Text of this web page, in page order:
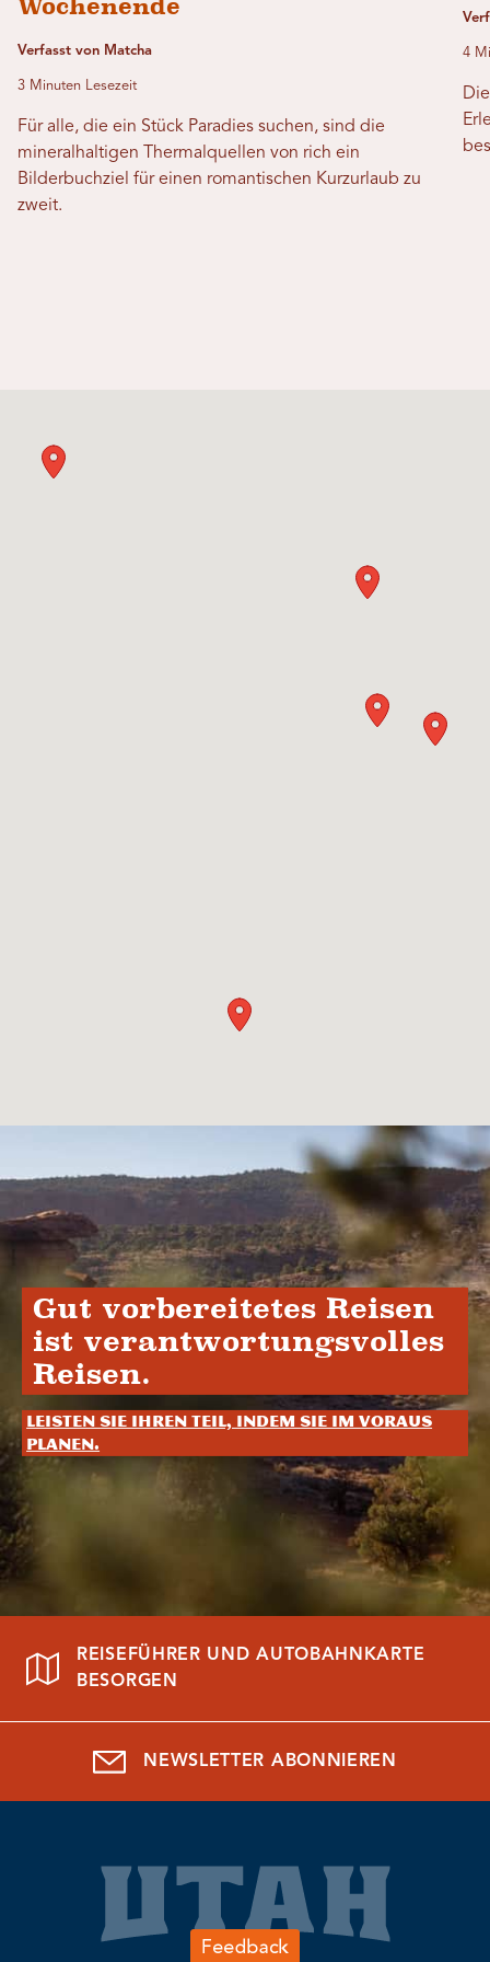
Wochenende
Verfasst von Matcha
3 Minuten Lesezeit
Für alle, die ein Stück Paradies suchen, sind die
mineralhaltigen Thermalquellen von rich ein
Bilderbuchziel für einen romantischen Kurzurlaub zu
zweit.
4
Gut vorbereitetes Reisen
ist verantwortungsvolles
Reisen.
Leisten Sie Ihren Teil, indem Sie im Voraus
planen.
REISEFÜHRER UND AUTOBAHNKARTE
BESORGEN
NEWSLETTER ABONNIEREN